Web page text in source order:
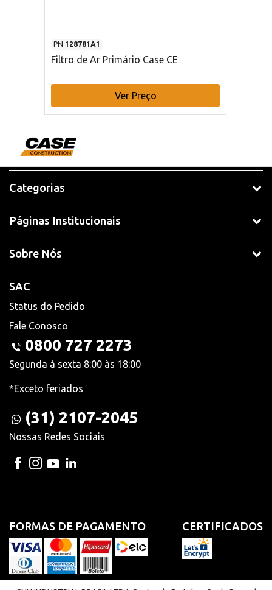
PN 128781A1
Filtro de Ar Primário Case CE
Ver Preço
Categorias
Páginas Institucionais
Sobre Nós
SAC
Status do Pedido
Fale Conosco
0800 727 2273
Segunda à sexta 8:00 às 18:00
*Exceto feriados
(31) 2107-2045
Nossas Redes Sociais
FORMAS DE PAGAMENTO CERTIFICADOS